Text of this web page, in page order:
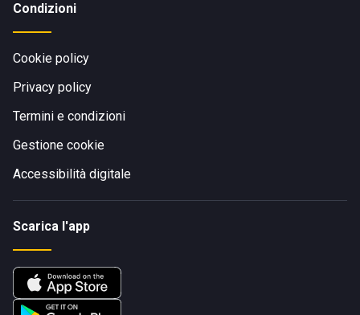
Condizioni
Cookie policy
Privacy policy
Termini e condizioni
Gestione cookie
Accessibilità digitale
Scarica l'app